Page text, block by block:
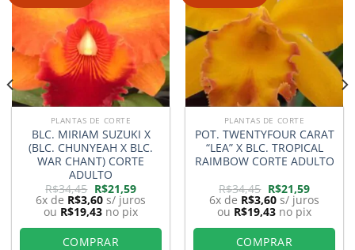
PLANTAS DE CORTE
BLC. MIRIAM SUZUKI X
(BLC. CHUNYEAH X BLC.
WAR CHANT) CORTE
ADULTO
R$34,45 O
preço
original
era:
R$34,45.
R$21,59O
preço
atual
é:
R$21,59.
6x de R$3,60 s/ juros
ou R$19,43 no pix
COMPRAR
PLANTAS DE CORTE
POT. TWENTYFOUR CARAT
“LEA” X BLC. TROPICAL
RAIMBOW CORTE ADULTO
R$34,45 O
preço
original
era:
R$34,45.
R$21,59O
preço
atual
é:
R$21,59.
6x de R$3,60 s/ juros
ou R$19,43 no pix
COMPRAR